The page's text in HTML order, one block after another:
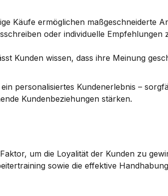
Käufe ermöglichen maßgeschneiderte
oder individuelle Empfehlungen
Kunden wissen, dass ihre Meinung
personalisiertes Kundenerlebnis –
Kundenbeziehungen stärken.
um die Loyalität der Kunden zu
sowie die effektive